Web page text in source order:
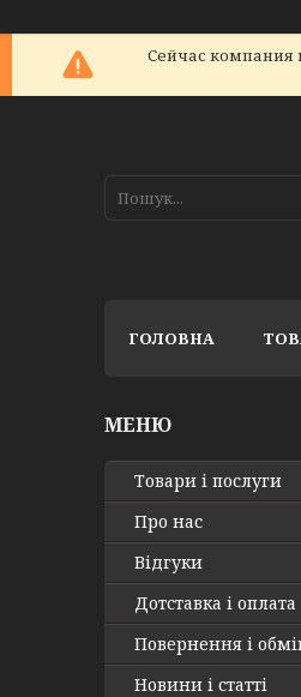
Сейчас компания
ГОЛОВНА
Товари і послуги
Про нас
Відгуки
Дотставка і оплата
Повернення і
Новини і статті